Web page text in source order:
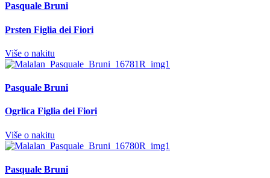
Pasquale Bruni
Prsten Figlia dei Fiori
Više o nakitu
Pasquale Bruni
Ogrlica Figlia dei Fiori
Više o nakitu
Pasquale Bruni